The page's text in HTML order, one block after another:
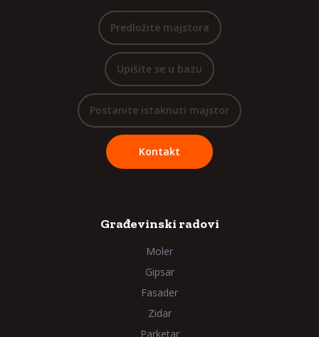
Predložite majstora
Upišite se u bazu
Postanite istaknuti majstor
Kontakt
Građevinski radovi
Moler
Gipsar
Fasader
Zidar
Parketar